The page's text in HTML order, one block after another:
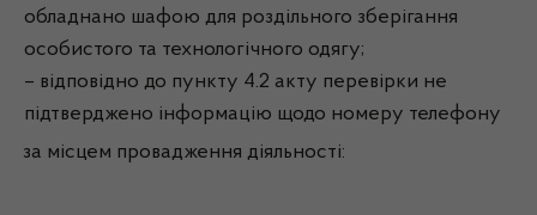
обладнано шафою для роздільного зберігання
особистого та технологічного одягу;
– відповідно до пункту 4.2 акту перевірки не
підтверджено інформацію щодо номеру телефону
за місцем провадження діяльності: